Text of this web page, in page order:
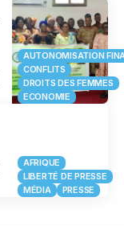
AUTONOMISATION
CONFLITS
DROITS DES FEMMES
ECONOMIE
AFRIQUE
LIBERTÉ DE PRESSE
MÉDIA
PRESSE